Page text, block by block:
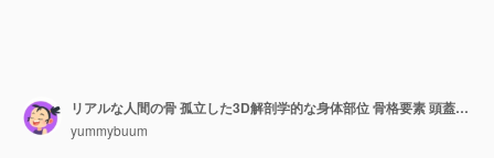
リアルな人間の骨 孤立した3D解剖学的な身体部位 骨格要素 頭蓋骨 フロントビュー 足 手 骨盤 様々な関節 教育医療モデル ウッターベクトルセット
yummybuum